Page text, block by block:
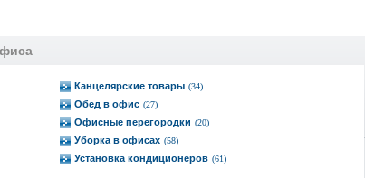
Канцелярские товары (34)
Обед в офис (27)
Офисные перегородки (20)
Уборка в офисах (58)
Установка кондиционеров (61)